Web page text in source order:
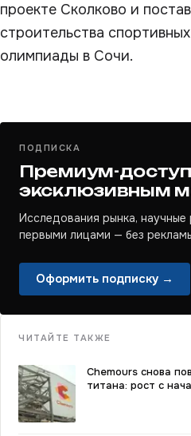
проекте Сколково и
строительства
олимпиады в Сочи.
ПОДПИСКА
Премиум-
эксклюзивным
Исследования рынка, научные
первыми лицами — без
Оформить подписку →
ЧИТАЙТЕ ТАКЖЕ
Chemours снова
титана: рост с